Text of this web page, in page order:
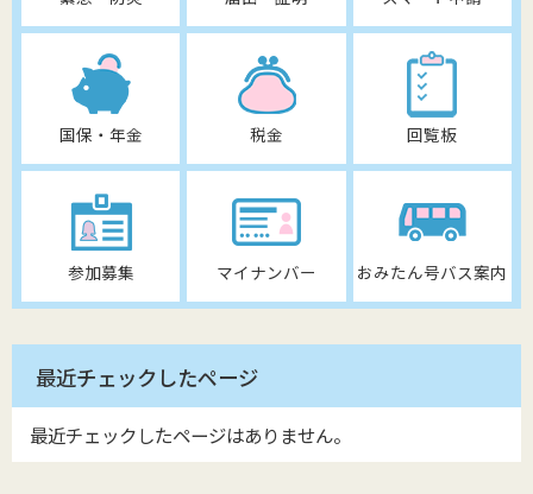
国保・年金 税金 回覧板
参加募集 マイナンバー おみたん号バス案内
最近チェックしたページ
最近チェックしたページはありません。